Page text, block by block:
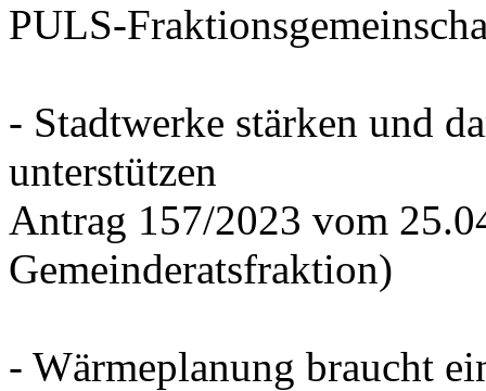
PULS-
- Stadtwerke stärken und
unterstützen
Antrag 157/2023 vom
Gemeinderatsfraktion)
- Wärmeplanung braucht